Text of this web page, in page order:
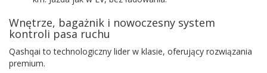
Wnętrze, bagażnik i nowoczesny system
kontroli pasa ruchu
Qashqai to technologiczny lider w klasie, oferujący rozwiązania
premium.